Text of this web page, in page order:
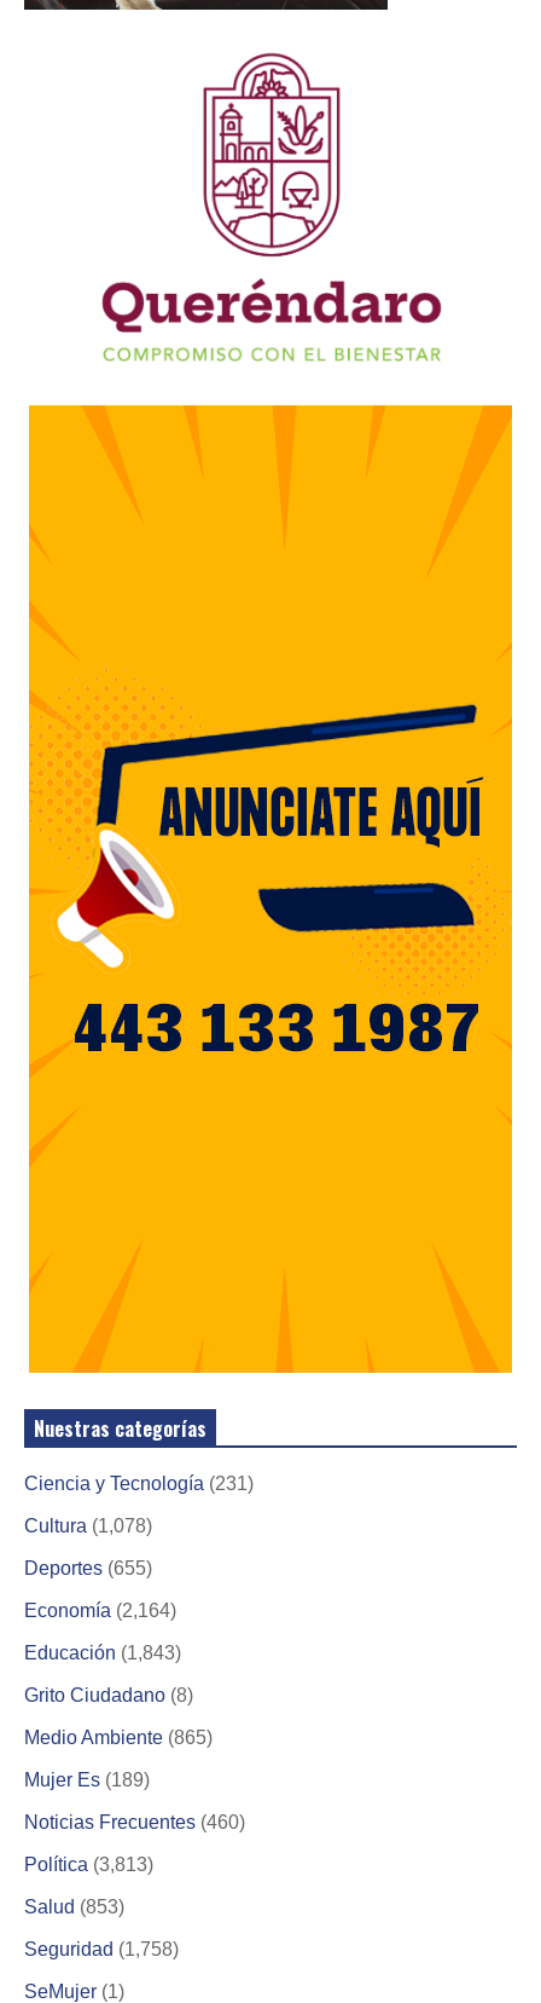
Nuestras categorías
Ciencia y Tecnología (231)
Cultura (1,078)
Deportes (655)
Economía (2,164)
Educación (1,843)
Grito Ciudadano (8)
Medio Ambiente (865)
Mujer Es (189)
Noticias Frecuentes (460)
Política (3,813)
Salud (853)
Seguridad (1,758)
SeMujer (1)